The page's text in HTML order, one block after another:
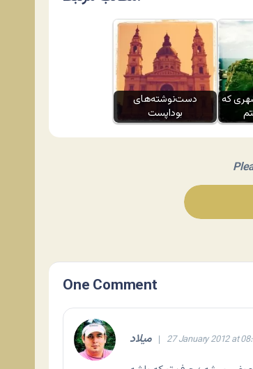
دست‌نوشته‌های
بوداپست
که
One Comment
میلاد 27 January 2012 at